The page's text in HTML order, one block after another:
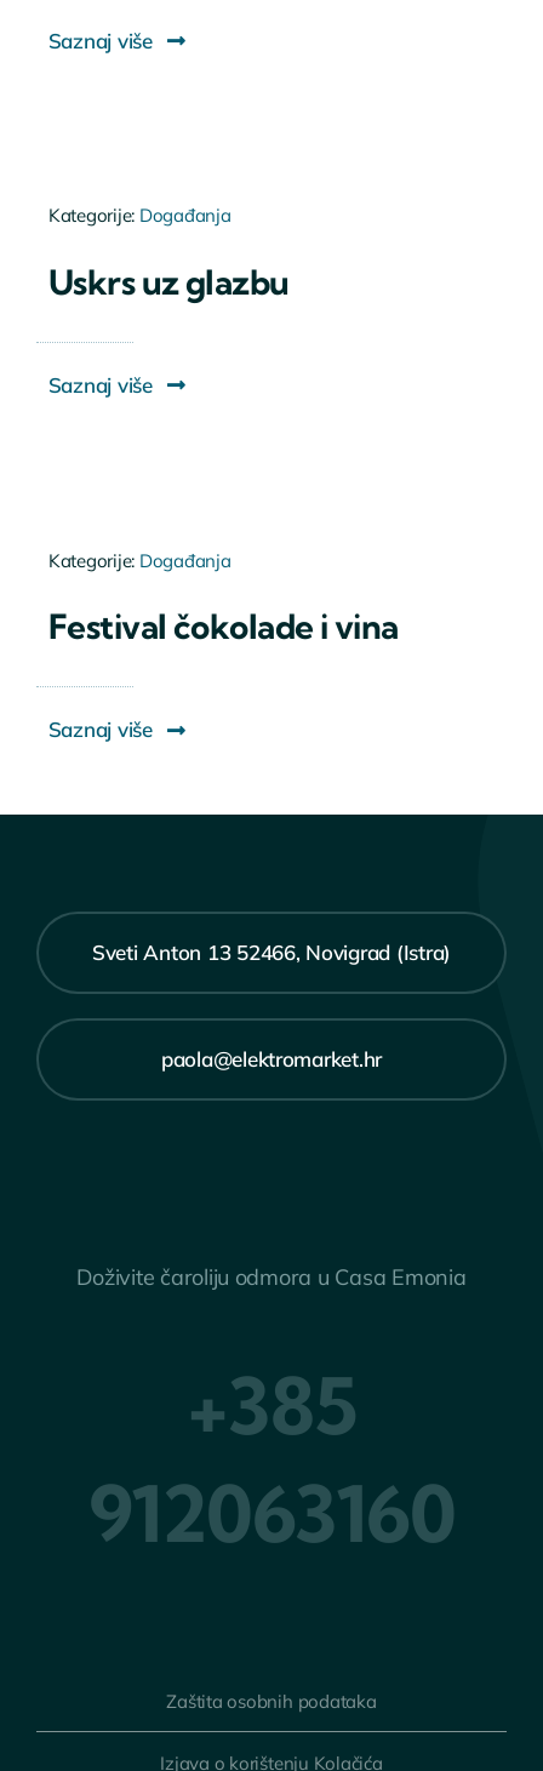
Saznaj više
Kategorije: Događanja
Uskrs uz glazbu
Saznaj više
Kategorije: Događanja
Festival čokolade i vina
Saznaj više
Sveti Anton 13 52466, Novigrad (Istra)
paola@elektromarket.hr
Doživite čaroliju odmora u Casa Emonia
+385
912063160
Zaštita osobnih podataka
Izjava o korištenju Kolačića